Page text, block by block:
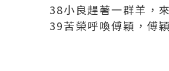
38小良趕著一群羊，
39苦榮呼喚傅穎，傅